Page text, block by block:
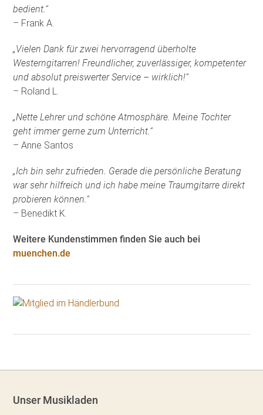
bedient.“
– Frank A.
„Vielen Dank für zwei hervorragend überholte
Westerngitarren! Freundlicher, zuverlässiger, kompetenter
und absolut preiswerter Service – wirklich!“
– Roland L.
„Nette Lehrer und schöne Atmosphäre. Meine Tochter
geht immer gerne zum Unterricht.“
– Anne Santos
„Ich bin sehr zufrieden. Gerade die persönliche Beratung
war sehr hilfreich und ich habe meine Traumgitarre direkt
probieren können.“
– Benedikt K.
Weitere Kundenstimmen finden Sie auch bei
muenchen.de
Unser Musikladen